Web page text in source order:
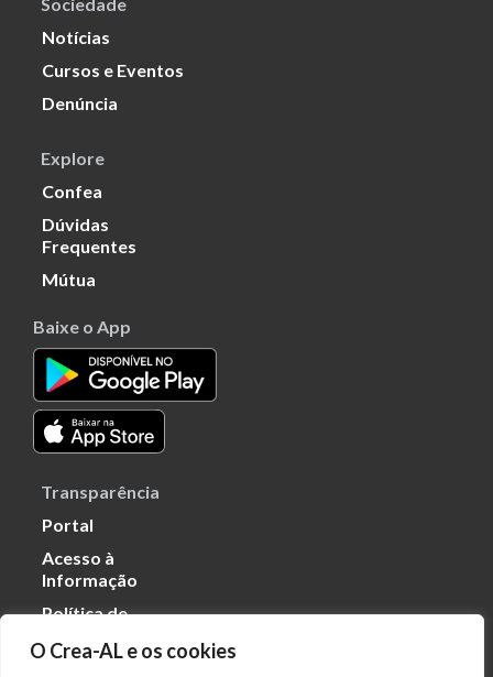
O Crea-AL e os cookies
Notícias
Cursos e Eventos
Denúncia
Explore
Confea
Dúvidas
Frequentes
Mútua
Baixe o App
Transparência
Portal
Acesso à
Informação
Política de
Dados